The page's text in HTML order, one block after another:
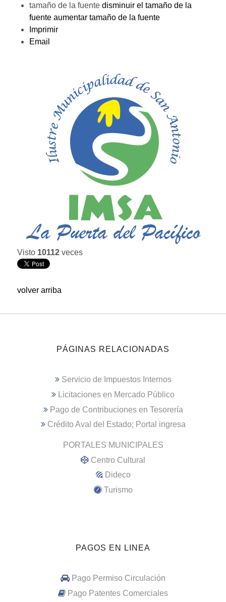
tamaño de la fuente disminuir el tamaño de la
fuente aumentar tamaño de la fuente
Imprimir
Email
Visto 10112 veces
volver arriba
PÁGINAS RELACIONADAS
Servicio de Impuestos Internos
Licitaciones en Mercado Público
Pago de Contribuciones en Tesorería
Crédito Aval del Estado; Portal ingresa
PORTALES MUNICIPALES
Centro Cultural
Dideco
Turismo
PAGOS EN LINEA
Pago Permiso Circulación
Pago Patentes Comerciales